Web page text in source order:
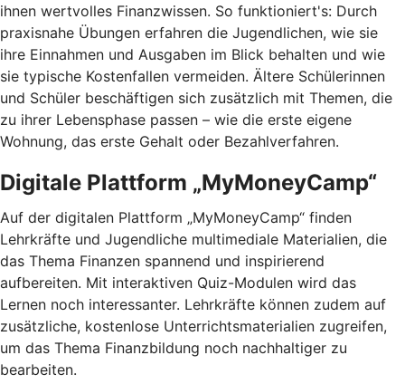
ihnen wertvolles Finanzwissen. So funktioniert's: Durch
praxisnahe Übungen erfahren die Jugendlichen, wie sie
ihre Einnahmen und Ausgaben im Blick behalten und wie
sie typische Kostenfallen vermeiden. Ältere Schülerinnen
und Schüler beschäftigen sich zusätzlich mit Themen, die
zu ihrer Lebensphase passen – wie die erste eigene
Wohnung, das erste Gehalt oder Bezahlverfahren.
Digitale Plattform „MyMoneyCamp“
Auf der digitalen Plattform „MyMoneyCamp“ finden
Lehrkräfte und Jugendliche multimediale Materialien, die
das Thema Finanzen spannend und inspirierend
aufbereiten. Mit interaktiven Quiz-Modulen wird das
Lernen noch interessanter. Lehrkräfte können zudem auf
zusätzliche, kostenlose Unterrichtsmaterialien zugreifen,
um das Thema Finanzbildung noch nachhaltiger zu
bearbeiten.